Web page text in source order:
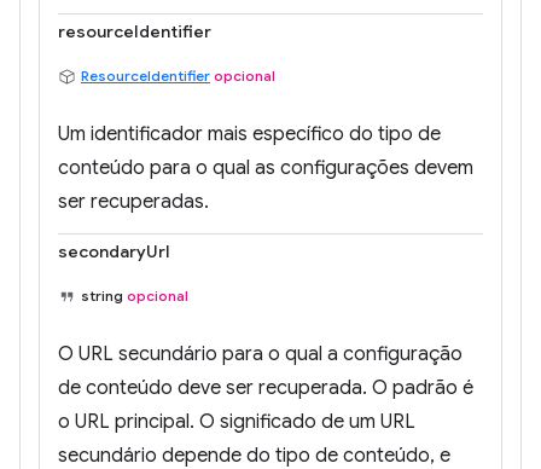
resourceIdentifier
ResourceIdentifier opcional
Um identificador mais específico do tipo de
conteúdo para o qual as configurações devem
ser recuperadas.
secondaryUrl
string opcional
O URL secundário para o qual a configuração
de conteúdo deve ser recuperada. O padrão é
o URL principal. O significado de um URL
secundário depende do tipo de conteúdo, e